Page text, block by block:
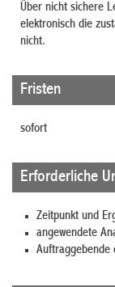
Über nicht sichere
elektronisch die
nicht.
Fristen
sofort
Erforderliche
Zeitpunkt und
angewendete
Auftraggebende